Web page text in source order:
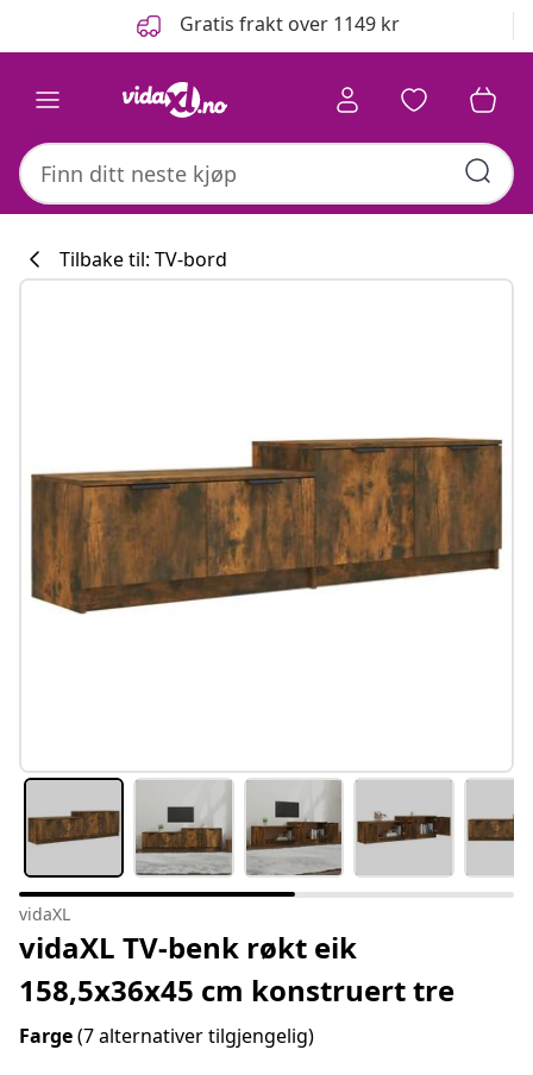
Gratis frakt over 1149 kr
Tilbake til: TV-bord
vidaXL
vidaXL TV-benk røkt eik
158,5x36x45 cm konstruert tre
Farge(7 alternativer tilgjengelig)